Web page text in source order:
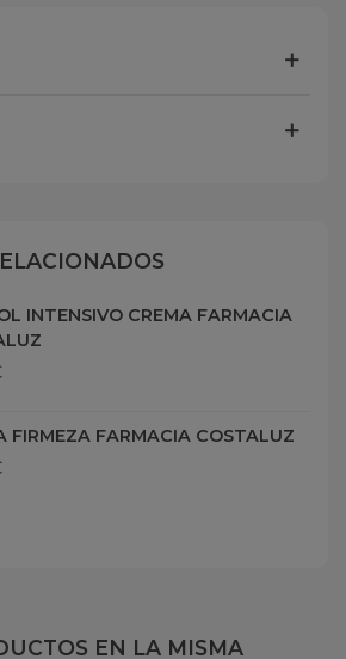
INTENSIVO CREMA FARMACIA
FIRMEZA FARMACIA COSTALUZ
EN LA MISMA